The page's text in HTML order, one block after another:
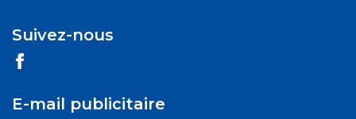
Suivez-nous
E-mail publicitaire